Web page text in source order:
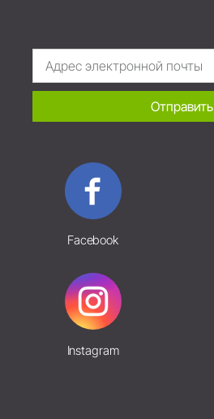
Отправить
Facebook
Instagram